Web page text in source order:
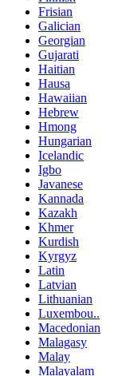
Frisian
Galician
Georgian
Gujarati
Haitian
Hausa
Hawaiian
Hebrew
Hmong
Hungarian
Icelandic
Igbo
Javanese
Kannada
Kazakh
Khmer
Kurdish
Kyrgyz
Latin
Latvian
Lithuanian
Luxembou..
Macedonian
Malagasy
Malay
Malayalam